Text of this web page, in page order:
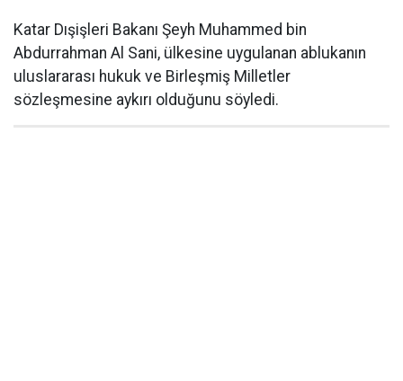
Katar Dışişleri Bakanı Şeyh Muhammed bin
Abdurrahman Al Sani, ülkesine uygulanan ablukanın
uluslararası hukuk ve Birleşmiş Milletler
sözleşmesine aykırı olduğunu söyledi.